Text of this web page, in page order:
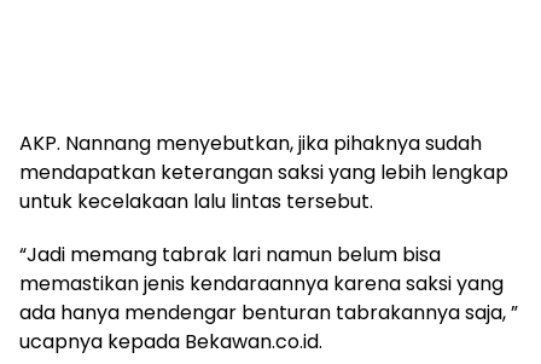
AKP. Nannang menyebutkan, jika pihaknya sudah
mendapatkan keterangan saksi yang lebih lengkap
untuk kecelakaan lalu lintas tersebut.
“Jadi memang tabrak lari namun belum bisa
memastikan jenis kendaraannya karena saksi yang
ada hanya mendengar benturan tabrakannya saja, ”
ucapnya kepada Bekawan.co.id.